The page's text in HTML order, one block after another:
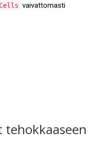
vaivattomasti